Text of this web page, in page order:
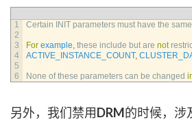
1
2
3
4
5
6
Certain INIT parameters must have the same
For example, these include but are not
ACTIVE_INSTANCE_COUNT,
None of these parameters can be changed
另外，我们禁用DRM的时候，涉